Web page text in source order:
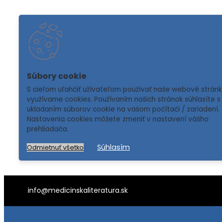
S cieľom uľahčiť užívateľom používať naše webové
využívame cookies. Používaním našich stránok súhlasíte s
ukladaním súborov cookie na vašom počítači / zariadení.
Nastavenia cookies môžete zmeniť v nastavení vášho
prehliadača.
Odmietnuť všetko Súhlasím
info@medicinskaliteratura.sk